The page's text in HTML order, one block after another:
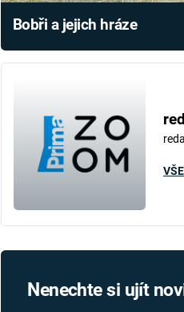
Bobři a jejich hráze
Nenechte si ujít